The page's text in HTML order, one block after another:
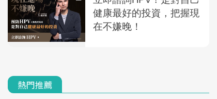
熱門推薦